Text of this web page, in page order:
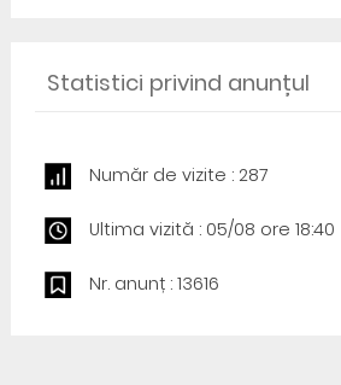
Statistici privind anunțul
Număr de vizite : 287
Ultima vizită : 05/08 ore 18:40
Nr. anunț : 13616